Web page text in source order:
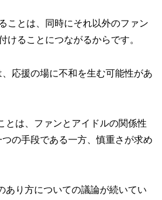
ことは、同時にそれ以外のファン
けることにつながるからです。
応援の場に不和を生む可能性があ
とは、ファンとアイドルの関係性
の手段である一方、慎重さが求め
あり方についての議論が続いてい